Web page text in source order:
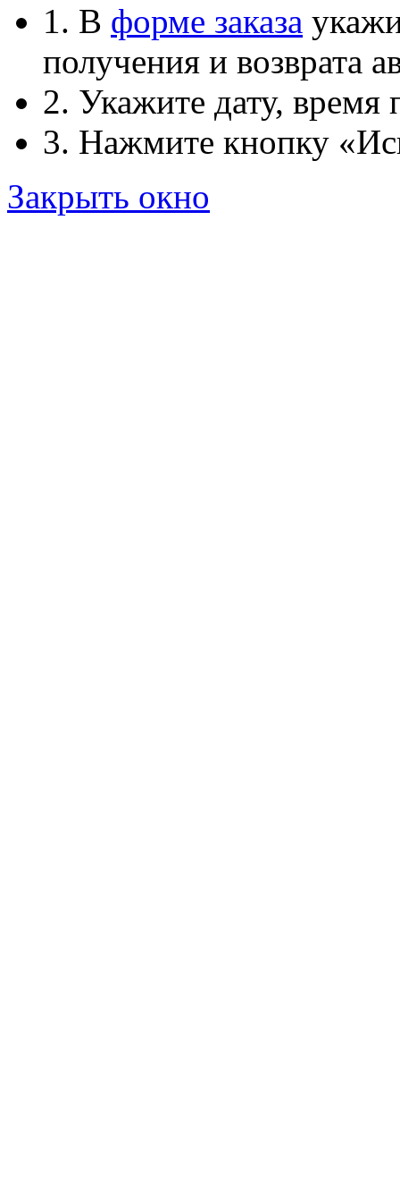
1. В форме заказа
получения и возврата
2. Укажите дату, время
3. Нажмите кнопку
Закрыть окно